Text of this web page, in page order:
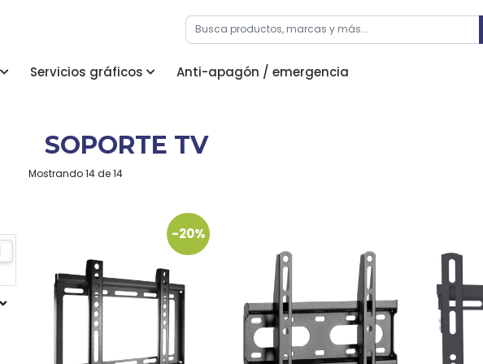
Servicios gráficos Anti-apagón / emergencia
SOPORTE TV
Mostrando 14 de 14
-20%